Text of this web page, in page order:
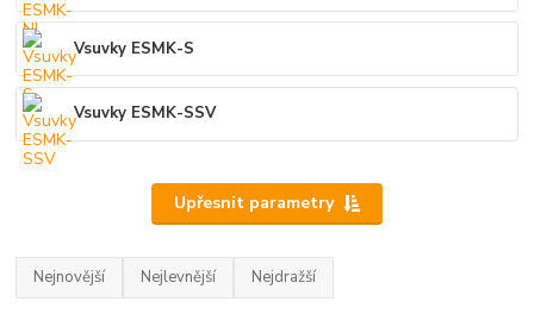
Vsuvky ESMK-S
Vsuvky ESMK-SSV
Upřesnit parametry
Nejnovější Nejlevnější Nejdražší